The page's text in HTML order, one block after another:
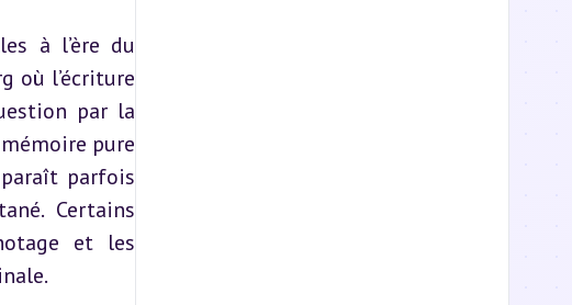
à l’ère du
où l’écriture
par la
pure
parfois
Certains
et les